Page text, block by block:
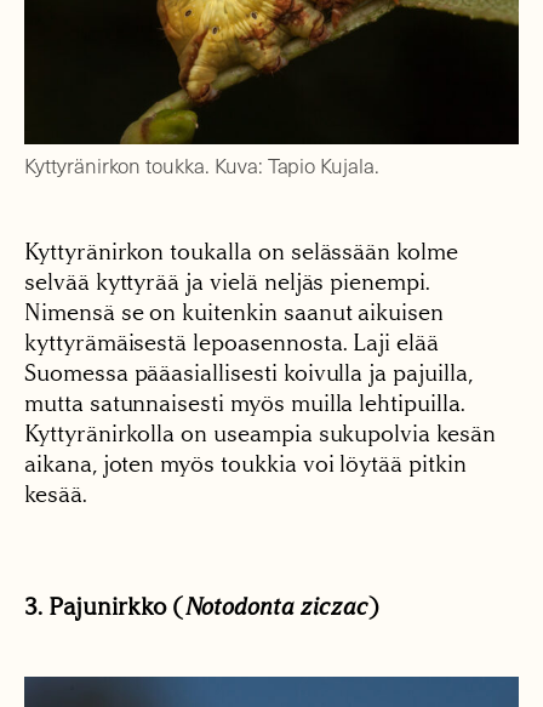
Kyttyränirkon toukka. Kuva: Tapio Kujala.
Kyttyränirkon toukalla on selässään kolme
selvää kyttyrää ja vielä neljäs pienempi.
Nimensä se on kuitenkin saanut aikuisen
kyttyrämäisestä lepoasennosta. Laji elää
Suomessa pääasiallisesti koivulla ja pajuilla,
mutta satunnaisesti myös muilla lehtipuilla.
Kyttyränirkolla on useampia sukupolvia kesän
aikana, joten myös toukkia voi löytää pitkin
kesää.
3. Pajunirkko (Notodonta ziczac)